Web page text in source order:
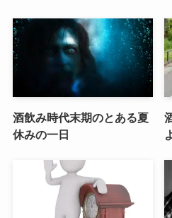
酒飲み時代末期のとある夏
休みの一日